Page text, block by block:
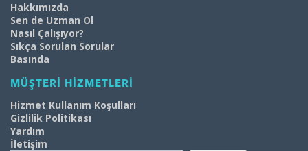
Hakkımızda
Sen de Uzman Ol
Nasıl Çalışıyor?
Sıkça Sorulan Sorular
Basında
MÜŞTERİ HİZMETLERİ
Hizmet Kullanım Koşulları
Gizlilik Politikası
Yardım
İletişim